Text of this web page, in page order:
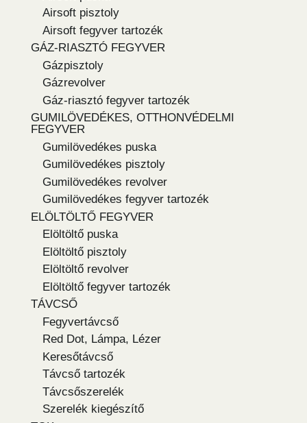
Airsoft pisztoly
Airsoft fegyver tartozék
GÁZ-RIASZTÓ FEGYVER
Gázpisztoly
Gázrevolver
Gáz-riasztó fegyver tartozék
GUMILÖVEDÉKES, OTTHONVÉDELMI
FEGYVER
Gumilövedékes puska
Gumilövedékes pisztoly
Gumilövedékes revolver
Gumilövedékes fegyver tartozék
ELÖLTÖLTŐ FEGYVER
Elöltöltő puska
Elöltöltő pisztoly
Elöltöltő revolver
Elöltöltő fegyver tartozék
TÁVCSŐ
Fegyvertávcső
Red Dot, Lámpa, Lézer
Keresőtávcső
Távcső tartozék
Távcsőszerelék
Szerelék kiegészítő